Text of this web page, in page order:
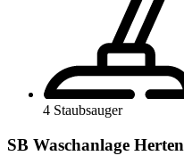
4 Staubsauger
SB Waschanlage Herten